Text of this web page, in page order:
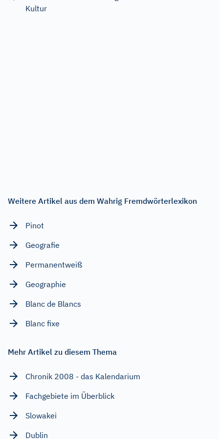
Kultur
Weitere Artikel aus dem Wahrig Fremdwörterlexikon
Pinot
Geografie
Permanentweiß
Geographie
Blanc de Blancs
Blanc fixe
Mehr Artikel zu diesem Thema
Chronik 2008 - das Kalendarium
Fachgebiete im Überblick
Slowakei
Dublin